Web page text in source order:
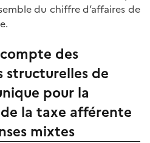
du chiffre d’affaires de
des
structurelles de
pour la
la taxe afférente
mixtes